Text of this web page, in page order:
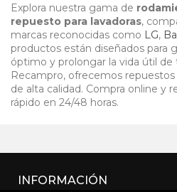
Explora nuestra gama de
repuesto para lavadoras,
marcas reconocidas como LG,
productos están diseñados para
óptimo y prolongar la vida útil
Recampro, ofrecemos
de alta calidad. Compra online y
rápido en 24/48 horas.
INFORMACIÓN